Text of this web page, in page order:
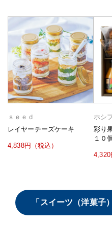
ｓｅｅｄ
レイヤーチーズケーキ
4,838円（税込）
ホシ
彩り
１０
4,320
「スイーツ（洋菓子